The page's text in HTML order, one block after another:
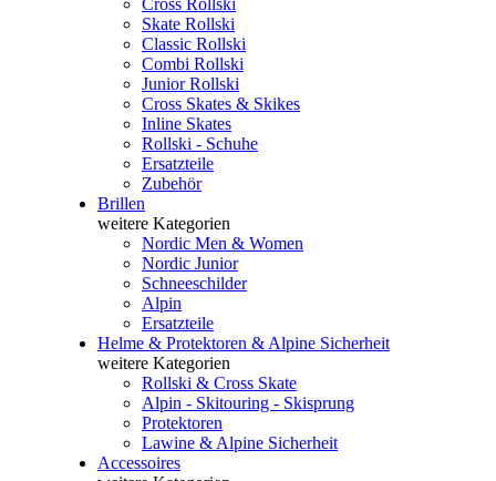
Cross Rollski
Skate Rollski
Classic Rollski
Combi Rollski
Junior Rollski
Cross Skates & Skikes
Inline Skates
Rollski - Schuhe
Ersatzteile
Zubehör
Brillen
weitere Kategorien
Nordic Men & Women
Nordic Junior
Schneeschilder
Alpin
Ersatzteile
Helme & Protektoren & Alpine Sicherheit
weitere Kategorien
Rollski & Cross Skate
Alpin - Skitouring - Skisprung
Protektoren
Lawine & Alpine Sicherheit
Accessoires